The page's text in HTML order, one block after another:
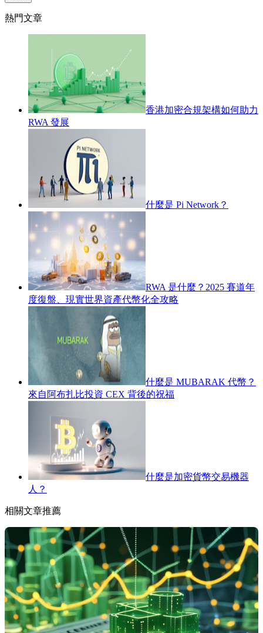
熱門文章
香港加密合規架構如何助力
RWA 發展
什麼是 Pi Network？
RWA 是什麼？2025 賽道年
度復盤、現實世界資產代幣化全攻略
什麼是 MUBARAK 代幣？
來自阿布扎比投資 CEX 背後的祝福
什麼是加密貨幣交易機器
人？
相關文章推薦